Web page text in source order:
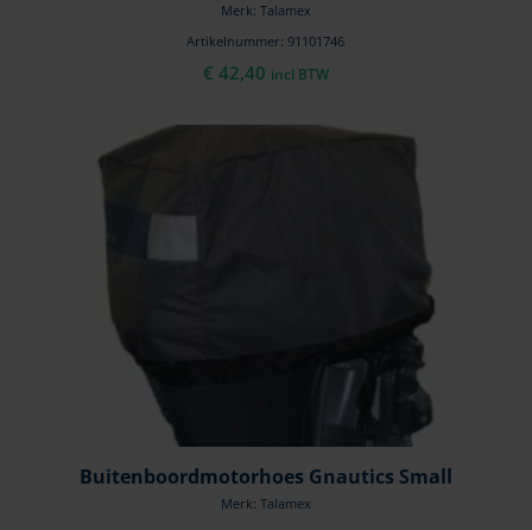
Merk: Talamex
Artikelnummer: 91101746
€ 42,40 incl BTW
Buitenboordmotorhoes Gnautics Small
Merk: Talamex